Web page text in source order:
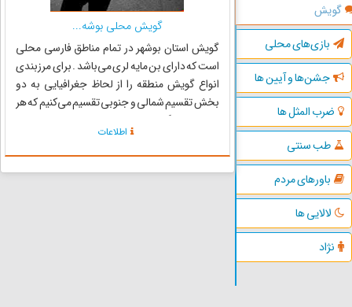
گویش
بازی‌های محلی
جشن‌ها و آیین ها
ضرب المثل ها
طب سنتی
باورهای مردم
لالایی ها
نژاد
گویش محلی بوشه...
گویش استان بوشهر در تمام مناطق فارسی محلی
است که دارای بن مایه لری می‌باشد . برای مرزبندی
انواع گویش منطقه را از لحاظ جغرافیایی به دو
بخش تقسیم شمالی و جنوبی تقسیم می‌کنیم که هر
قسمت ویژگی خاص خود را داراست . و دارای
تفاوتی اندک می‌باشد . زبان‌های عربی نیز در
جاهایی مانند بندر عسلویه ...
اطلاعات